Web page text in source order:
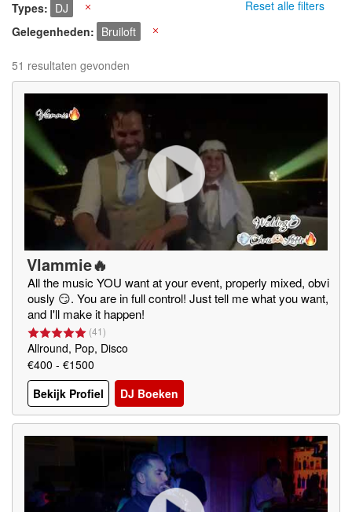
Reset alle filters
Types DJ
Gelegenheden
Bruiloft
51 resultaten gevonden
Vlammie🔥
All the music YOU want at your event, properly mixed, obvi
ously 😏. You are in full control! Just tell me what you want,
and I'll make it happen!
(41)
Allround, Pop, Disco
€400 - €1500
Bekijk Profiel
DJ Boeken